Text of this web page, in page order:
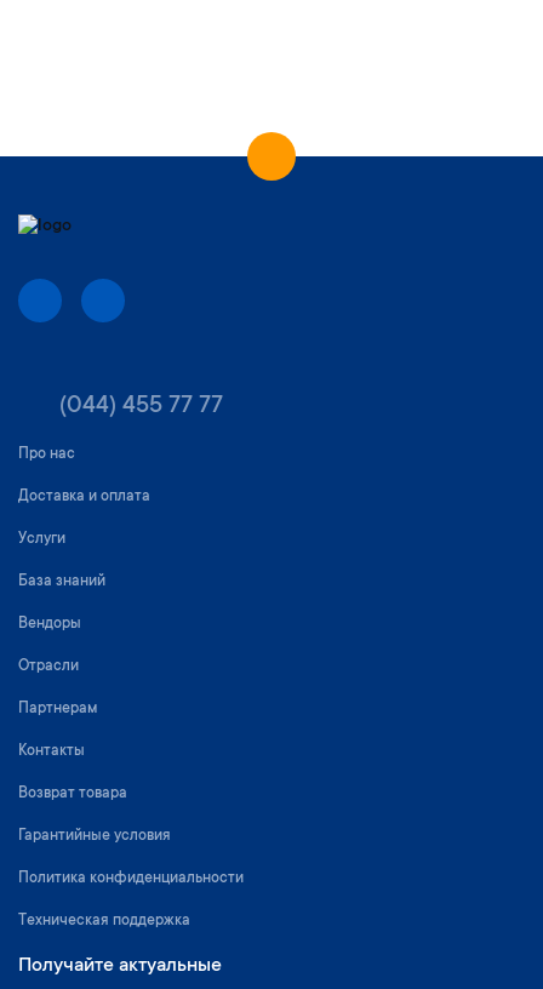
(044) 455 77 77
Про нас
Доставка и оплата
Услуги
База знаний
Вендоры
Отрасли
Партнерам
Контакты
Возврат товара
Гарантийные условия
Политика конфиденциальности
Техническая поддержка
Получайте актуальные